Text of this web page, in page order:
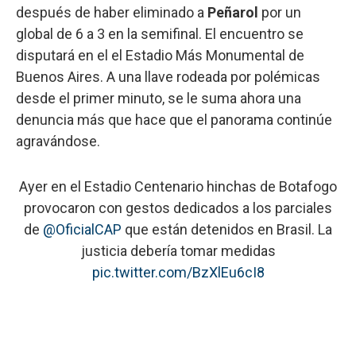
después de haber eliminado a Peñarol por un
global de 6 a 3 en la semifinal. El encuentro se
disputará en el el Estadio Más Monumental de
Buenos Aires. A una llave rodeada por polémicas
desde el primer minuto, se le suma ahora una
denuncia más que hace que el panorama continúe
agravándose.
Ayer en el Estadio Centenario hinchas de Botafogo
provocaron con gestos dedicados a los parciales
de @OficialCAP que están detenidos en Brasil. La
justicia debería tomar medidas
pic.twitter.com/BzXlEu6cI8